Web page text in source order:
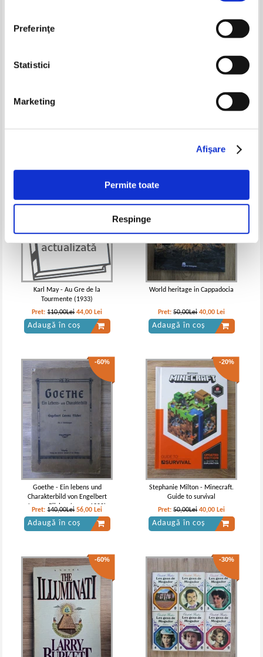
Preferinţe
Statistici
Marketing
Afişare
Permite toate
Respinge
Seul avec les autres
Adaugă în coș
Stephen King - Rose Madder
Adaugă în coș
Karl May - Au Gre de la
Tourmente (1933)
Pret:110,00Lei 44,00 Lei
Adaugă în coș
World heritage in Cappadocia
Pret:50,00Lei 40,00 Lei
Adaugă în coș
-60%
Goethe - Ein lebens und
Charakterbild von Engelbert
Lorenz Filcher (aprox 1900)
Pret:140,00Lei 56,00 Lei
Adaugă în coș
-20%
Stephanie Milton - Minecraft.
Guide to survival
Pret:50,00Lei 40,00 Lei
Adaugă în coș
-60% -30%